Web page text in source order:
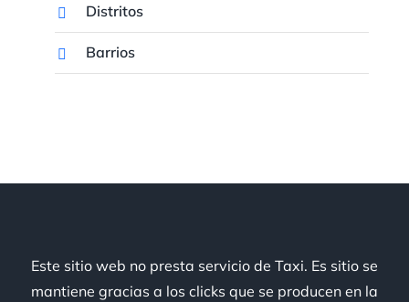
Distritos
Barrios
Este sitio web no presta servicio de Taxi. Es sitio se
mantiene gracias a los clicks que se producen en la